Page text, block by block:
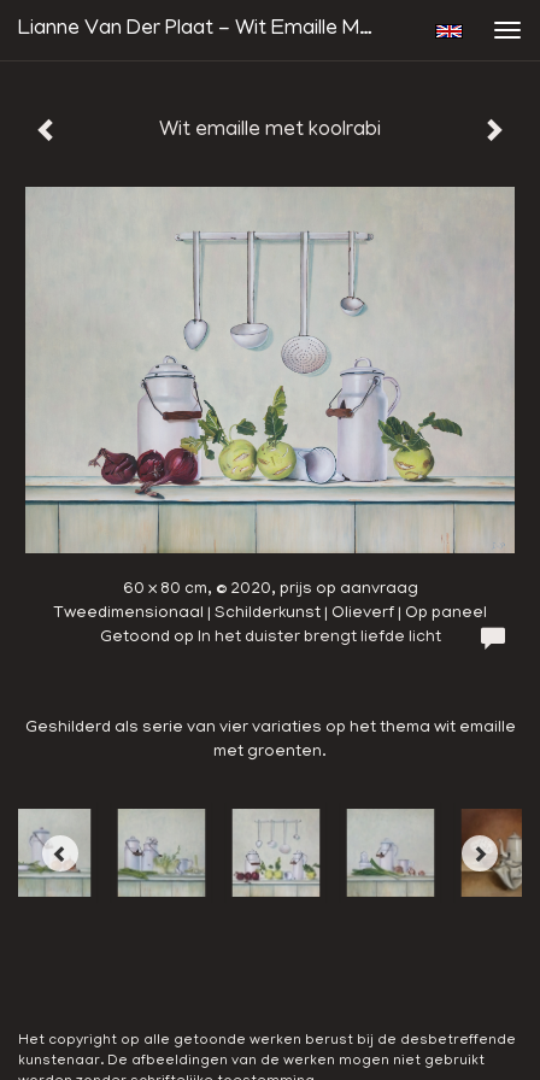
Lianne Van Der Plaat - Wit Emaille Met Koolrabi
Wit emaille met koolrabi
60 x 80 cm, © 2020, prijs op aanvraag
Tweedimensionaal | Schilderkunst | Olieverf | Op paneel
Getoond op In het duister brengt liefde licht
Geshilderd als serie van vier variaties op het thema wit emaille
met groenten.
Het copyright op alle getoonde werken berust bij de desbetreffende
kunstenaar. De afbeeldingen van de werken mogen niet gebruikt